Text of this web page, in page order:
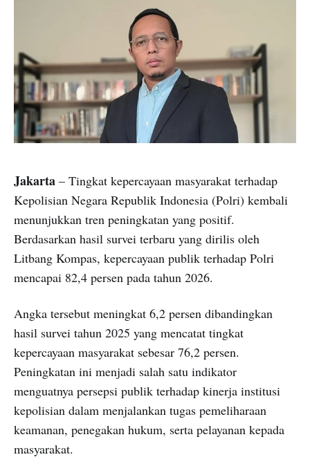
Jakarta – Tingkat kepercayaan masyarakat terhadap
Kepolisian Negara Republik Indonesia (Polri) kembali
menunjukkan tren peningkatan yang positif.
Berdasarkan hasil survei terbaru yang dirilis oleh
Litbang Kompas, kepercayaan publik terhadap Polri
mencapai 82,4 persen pada tahun 2026.
Angka tersebut meningkat 6,2 persen dibandingkan
hasil survei tahun 2025 yang mencatat tingkat
kepercayaan masyarakat sebesar 76,2 persen.
Peningkatan ini menjadi salah satu indikator
menguatnya persepsi publik terhadap kinerja institusi
kepolisian dalam menjalankan tugas pemeliharaan
keamanan, penegakan hukum, serta pelayanan kepada
masyarakat.